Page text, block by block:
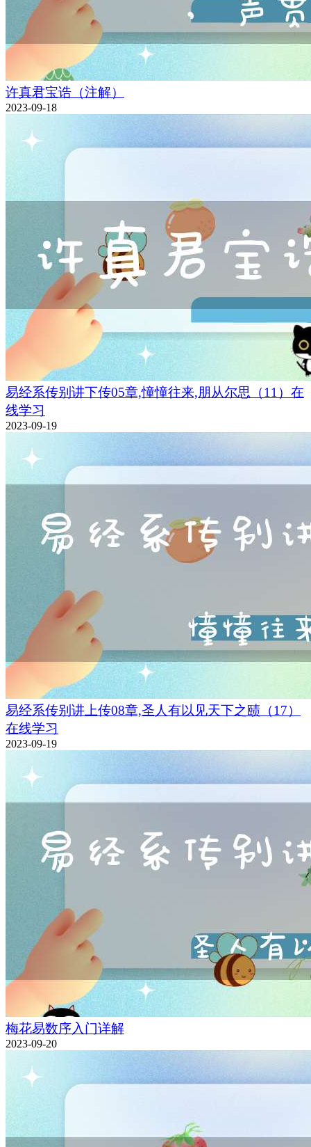
许真君宝诰（注解）
2023-09-18
易经系传别讲下传05章,憧憧往来,朋从尔思（11）在
线学习
2023-09-19
易经系传别讲上传08章,圣人有以见天下之赜（17）
在线学习
2023-09-19
梅花易数序入门详解
2023-09-20